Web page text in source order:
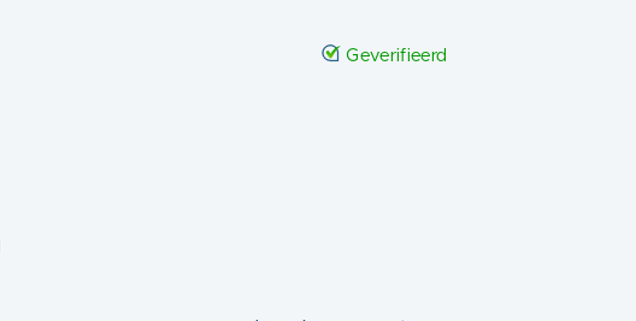
Geverifieerd